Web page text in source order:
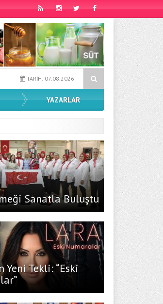
Son Transfer Yansımalar Sergisi İlçelerde
TARİH: 07.08.2026
YAZARLAR
Sanatla Buluştu
Yeni Tekli: “Eski